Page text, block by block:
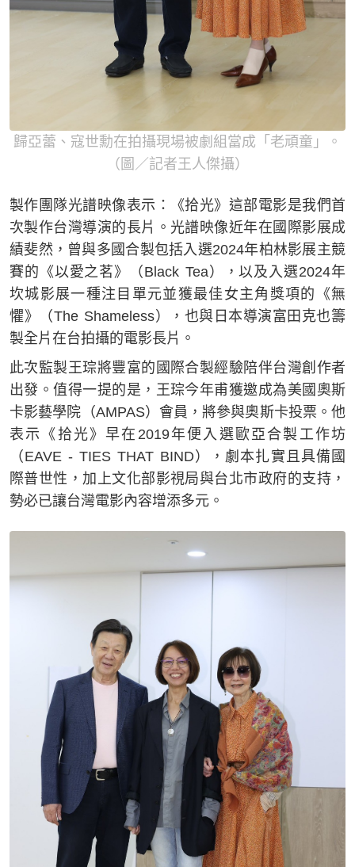
歸亞蕾、寇世勳在拍攝現場被劇組當成「老頑童」。
（圖／記者王人傑攝）
製作團隊光譜映像表示：《拾光》這部電影是我們首
次製作台灣導演的長片。光譜映像近年在國際影展成
績斐然，曾與多國合製包括入選2024年柏林影展主競
賽的《以愛之茗》（Black Tea），以及入選2024年
坎城影展一種注目單元並獲最佳女主角獎項的《無
懼》（The Shameless），也與日本導演富田克也籌
製全片在台拍攝的電影長片。
此次監製王琮將豐富的國際合製經驗陪伴台灣創作者
出發。值得一提的是，王琮今年甫獲邀成為美國奧斯
卡影藝學院（AMPAS）會員，將參與奧斯卡投票。他
表示《拾光》早在2019年便入選歐亞合製工作坊
（EAVE - TIES THAT BIND），劇本扎實且具備國
際普世性，加上文化部影視局與台北市政府的支持，
勢必已讓台灣電影內容增添多元。